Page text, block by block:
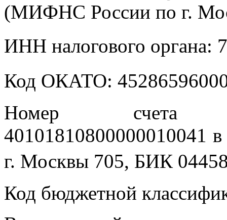
(МИФНС России по г.
ИНН налогового
Код ОКАТО:
Номер счета
40101810800000010041
г. Москвы 705, БИК
Код бюджетной